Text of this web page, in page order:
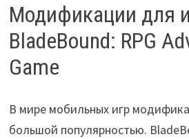
Модификации для
BladeBound: RPG
Game
В мире мобильных игр
большой популярностью.